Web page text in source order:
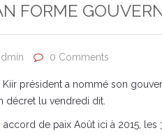
FORME
0 Comments
Kiir président a nommé son
décret lu vendredi dit.
accord de paix Août ici à 2015,